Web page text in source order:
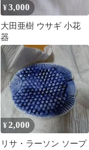
¥3,000
大田亜樹 ウサギ 小花
器
¥2,000
リサ・ラーソン ソープ